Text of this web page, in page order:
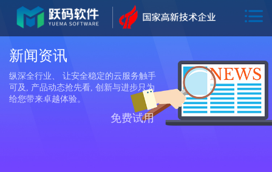
新闻资讯
纵深全行业、 让安全稳定的云服务触手
可及, 产品动态抢先看, 创新与进步只为
给您带来卓越体验。
免费试用